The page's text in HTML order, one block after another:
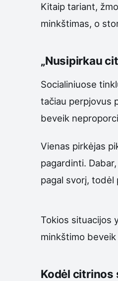
Kitaip tariant,
minkštimas, o
„Nusipirkau
Socialiniuose
tačiau perpjovus
beveik
Vienas pirkėjas
pagardinti.
pagal svorį, todėl
Tokios situacijos
minkštimo
Kodėl citrinos